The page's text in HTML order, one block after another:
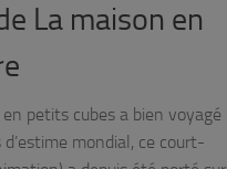
La maison en
petits cubes a bien voyagé
mondial, ce court-